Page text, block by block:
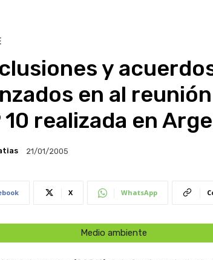
y
en al
10 realizada en
21/01/2005
X WhatsApp
Medio ambiente